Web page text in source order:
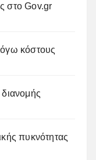
στο Gov.gr
κόστους
πυκνότητας